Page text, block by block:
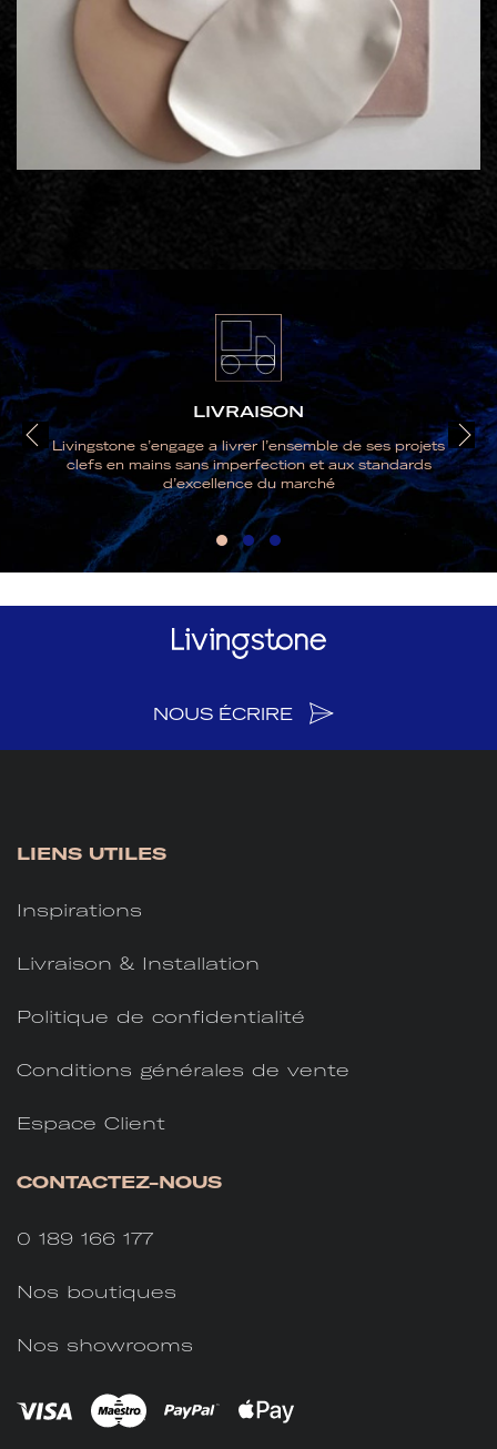
LIVRAISON
Livingstone s’engage a livrer l’ensemble de ses projets
clefs en mains sans imperfection et aux standards
d’excellence du marché
NOUS ÉCRIRE
LIENS UTILES
Inspirations
Livraison & Installation
Politique de confidentialité
Conditions générales de vente
Espace Client
CONTACTEZ-NOUS
0 189 166 177
Nos boutiques
Nos showrooms